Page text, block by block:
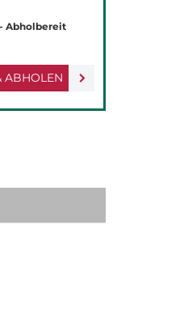
ABHOLEN
Abholbereit